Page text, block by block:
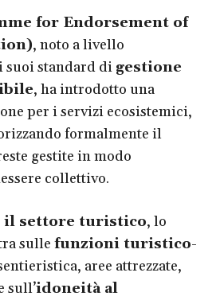
for Endorsement of
, noto a livello
suoi standard di gestione
, ha introdotto una
per i servizi ecosistemici,
formalmente il
gestite in modo
collettivo.
il settore turistico, lo
sulle funzioni turistico-
aree attrezzate,
sull’idoneità al